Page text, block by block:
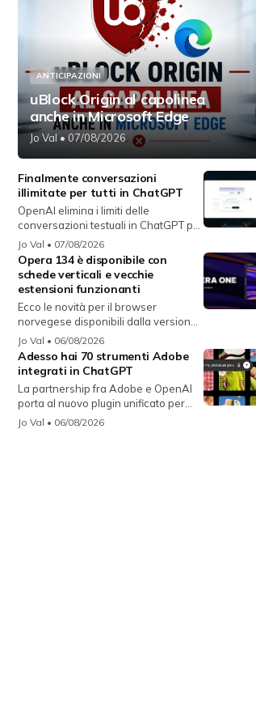
ANTICIPAZIONI
uBlock Origin al capolinea
anche in Microsoft Edge
Jo Val • 07/08/2026
Finalmente conversazioni
illimitate per tutti in ChatGPT
OpenAI elimina i limiti delle
conversazioni testuali in ChatGPT per
i...
Jo Val • 07/08/2026
Opera 134 è disponibile con
schede verticali e vecchie
estensioni funzionanti
Ecco le novità per il browser
norvegese disponibili dalla versione
134...
Jo Val • 06/08/2026
Adesso hai 70 strumenti Adobe
integrati in ChatGPT
La partnership fra Adobe e OpenAI
porta al nuovo plugin unificato per...
Jo Val • 06/08/2026